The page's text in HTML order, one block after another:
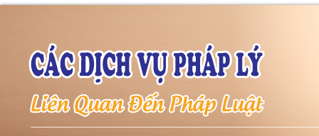
Chính sách mới có hiệu lực từ tháng 06/2026
Chính sách mới có hiệu lực từ tháng 02/2026
Chính sách mới có hiệu lực từ tháng 01/2026
Chính sách mới có hiệu lực từ tháng 08/2026